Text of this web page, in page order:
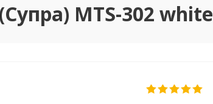
MTS-302 white